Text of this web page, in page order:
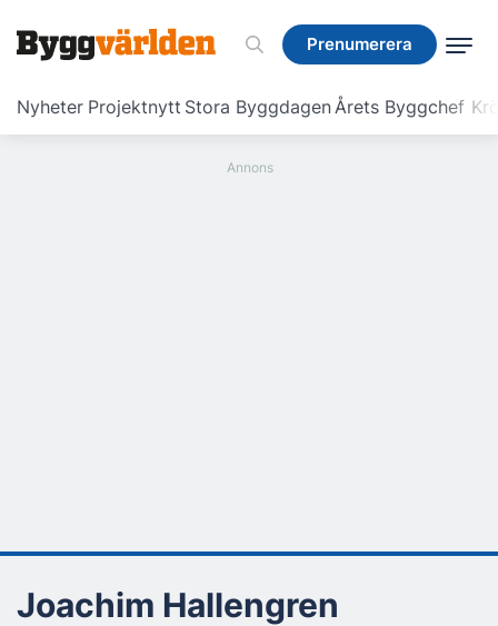
Prenumerera
Nyheter Projektnytt Stora ByggdagenÅrets Byggchef
Prenumerera
Joachim Hallengren